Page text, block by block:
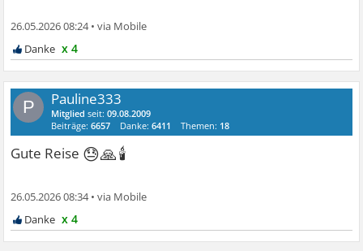
26.05.2026 08:24•
x 4
P Pauline333
Mitglied seit:09.08.2009
Beiträge:6657 Danke:6411 Themen: 18
Gute Reise 😓🙏🕯
26.05.2026 08:34•
x 4